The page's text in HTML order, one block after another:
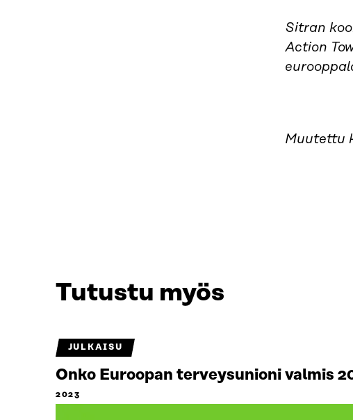
Sitran
Action
Muutettu
Tutustu myös
JULKAISU
Onko Euroopan terveysunioni valmis
2023